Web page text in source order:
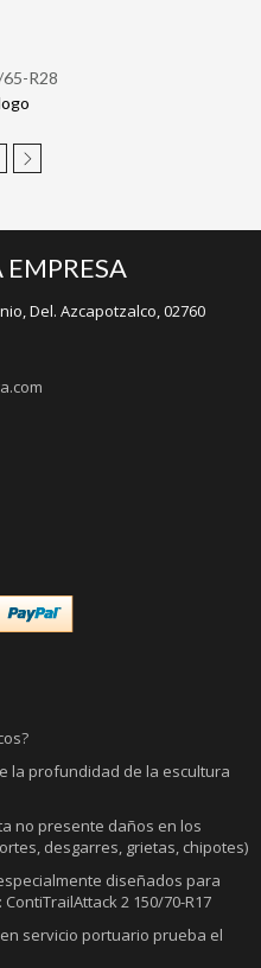
R28
Del. Azcapotzalco, 02760
la profundidad de la escultura
no presente daños en los
desgarres, grietas, chipotes)
diseñados para
2 150/70-R17
servicio portuario prueba el